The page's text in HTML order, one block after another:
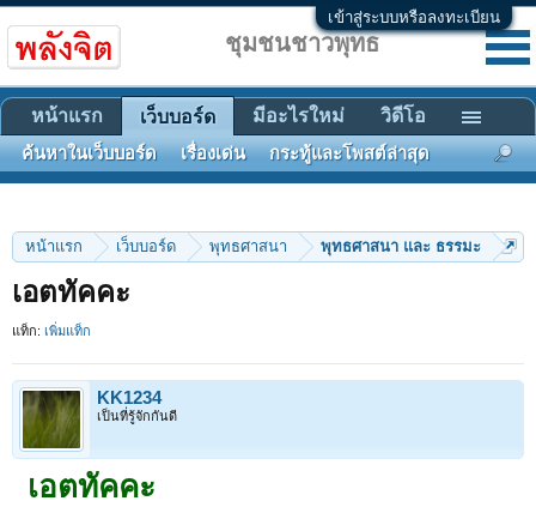
เข้าสู่ระบบหรือลงทะเบียน
หน้าแรก เว็บบอร์ด พุทธศาสนา พุทธศาสนา และ ธรรมะ
เอตทัคคะ
แท็ก: เพิ่มแท็ก
KK1234
เป็นที่รู้จักกันดี
เอตทัคคะ
ชุมชนชาวพุทธ
หน้าแรก เว็บบอร์ด
ค้นหาในเว็บบอร์ด เรื่องเด่น กระทู้และโพสต์ล่าสุด
มีอะไรใหม่ วิดีโอ